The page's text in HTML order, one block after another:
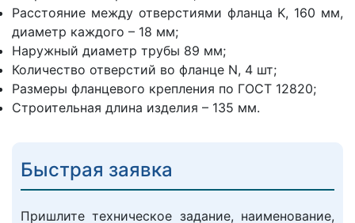
Расстояние между отверстиями фланца K, 160 мм,
диаметр каждого – 18 мм;
Наружный диаметр трубы 89 мм;
Количество отверстий во фланце N, 4 шт;
Размеры фланцевого крепления по ГОСТ 12820;
Строительная длина изделия – 135 мм.
Быстрая заявка
Пришлите техническое задание, наименование,